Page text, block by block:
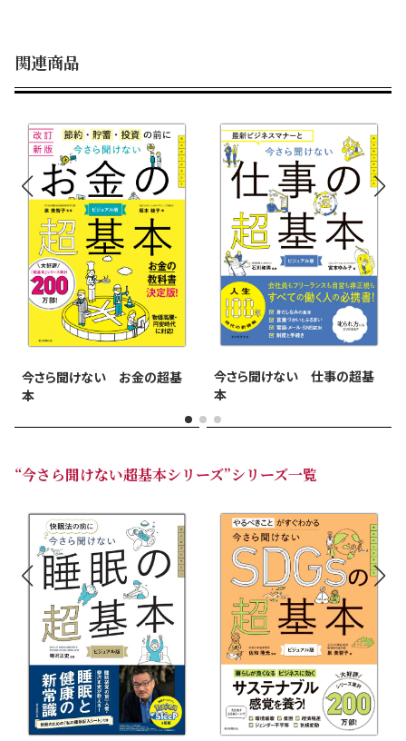
関連商品
今さら聞けない お金の超基
本
今さら聞けない 仕事の超基
本
“今さら聞けない超基本シリーズ”シリーズ一覧